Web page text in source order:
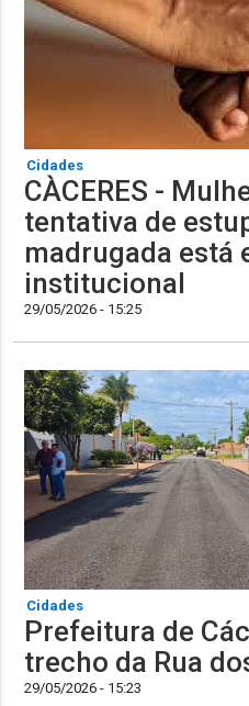
Cidades
CÀCERES -
tentativa de
madrugada está
institucional
29/05/2026 - 15:25
Cidades
Prefeitura de
trecho da Rua
29/05/2026 - 15:23